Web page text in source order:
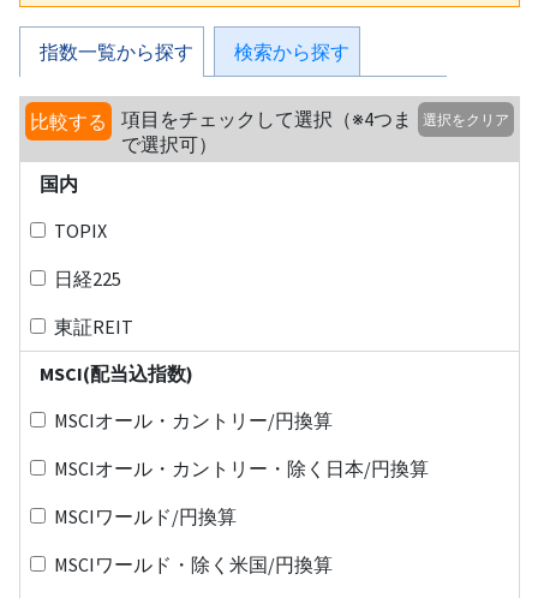
指数一覧から探す 検索から探す
比較する
項目をチェックして選択（※4つま
で選択可）
選択をクリア
国内
TOPIX
日経225
東証REIT
MSCI(配当込指数)
MSCIオール・カントリー/円換算
MSCIオール・カントリー・除く日本/円換算
MSCIワールド/円換算
MSCIワールド・除く米国/円換算